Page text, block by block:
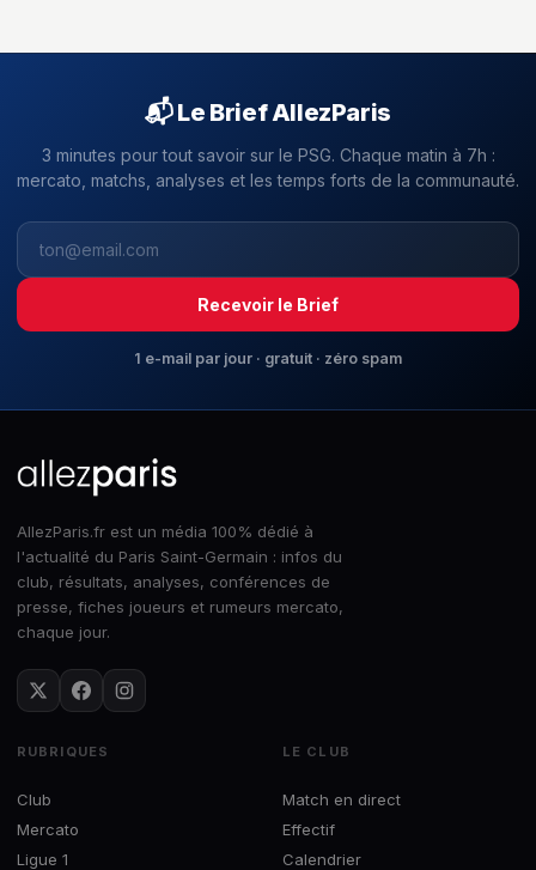
📬 Le Brief AllezParis
3 minutes pour tout savoir sur le PSG. Chaque matin à 7h :
mercato, matchs, analyses et les temps forts de la communauté.
Recevoir le Brief
1 e-mail par jour · gratuit · zéro spam
AllezParis.fr est un média 100% dédié à
l'actualité du Paris Saint-Germain : infos du
club, résultats, analyses, conférences de
presse, fiches joueurs et rumeurs mercato,
chaque jour.
RUBRIQUES
Club
Mercato
Ligue 1
LE CLUB
Match en direct
Effectif
Calendrier